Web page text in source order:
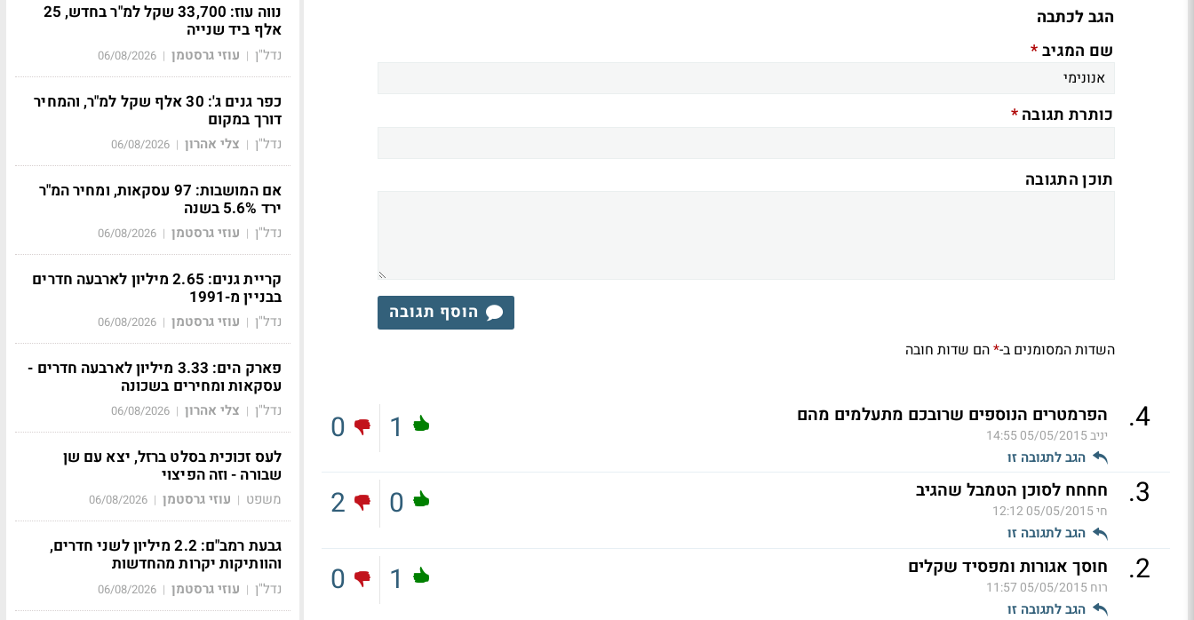
הגב לכתבה
שם המגיב*
כותרת תגובה*
תוכן התגובה
הוסף תגובה
השדות המסומנים ב-*הם שדות חובה
4
. הפרמטרים הנוספים שרובכם מתעלמים מהם
יניב05/05/2015 14:55
הגב לתגובה זו
1
0
3
. חחחח לסוכן הטמבל שהגיב
חי05/05/2015 12:12
הגב לתגובה זו
0
2
2
. חוסך אגורות ומפסיד שקלים
רוח05/05/2015 11:57
הגב לתגובה זו
1
0
נווה עוז: 33,700 שקל למ"ר בחדש, 25
אלף ביד שנייה
נדל"ן | עוזי גרסטמן |
06/08/2026
כפר גנים ג': 30 אלף שקל למ"ר, והמחיר
דורך במקום
נדל"ן | צלי אהרון |
06/08/2026
אם המושבות: 97 עסקאות, ומחיר המ"ר
ירד 5.6% בשנה
נדל"ן | עוזי גרסטמן |
06/08/2026
קריית גנים: 2.65 מיליון לארבעה חדרים
בבניין מ-1991
נדל"ן | עוזי גרסטמן |
06/08/2026
פארק הים: 3.33 מיליון לארבעה חדרים -
עסקאות ומחירים בשכונה
נדל"ן | צלי אהרון |
06/08/2026
לעס זכוכית בסלט ברזל, יצא עם שן
שבורה - וזה הפיצוי
משפט | עוזי גרסטמן |
06/08/2026
גבעת רמב"ם: 2.2 מיליון לשני חדרים,
והוותיקות יקרות מהחדשות
נדל"ן | עוזי גרסטמן |
06/08/2026